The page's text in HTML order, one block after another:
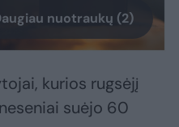
nuotraukų (2)
kurios rugsėjį
suėjo 60